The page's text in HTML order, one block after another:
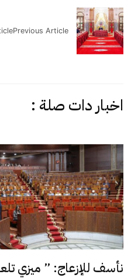
Previous Article
اخبار دات صلة :
نأسف للإزعاج: ” ميزي